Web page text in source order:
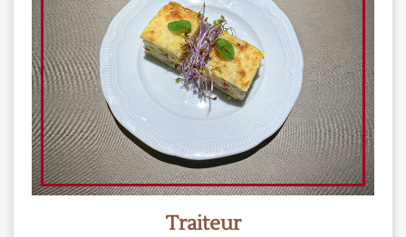
Traiteur